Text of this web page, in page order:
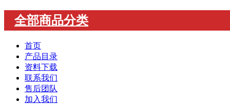
全部商品分类
首页
产品目录
资料下载
联系我们
售后团队
加入我们